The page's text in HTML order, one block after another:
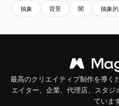
抽象 背景 闇 抽象
最高のクリエイティブ制作を導く
エイター、企業、代理店、スタ
ていま